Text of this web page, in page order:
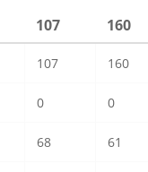
107 160
107 160
0 0
68 61